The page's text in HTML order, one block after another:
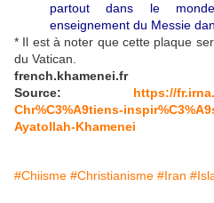
partout dans le
enseignement du Messie
* Il est à noter que cette plaque
du Vatican.
french.khamenei.fr
Source: https://
Chr%C3%A9tiens-
Ayatollah-Khamenei
#Chiisme #Christianisme #Iran